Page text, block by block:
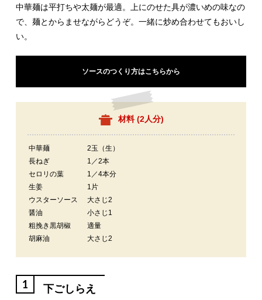
中華麺は平打ちや太麺が最適。上にのせた具が濃いめの味なの
で、麺とからませながらどうぞ。一緒に炒め合わせてもおいし
い。
ソースのつくり方はこちらから
材料 (2人分)
中華麺
2玉（生）
長ねぎ
1／2本
セロリの葉
1／4本分
生姜
1片
ウスターソース
大さじ2
醤油
小さじ1
粗挽き黒胡椒
適量
胡麻油
大さじ2
1 下ごしらえ